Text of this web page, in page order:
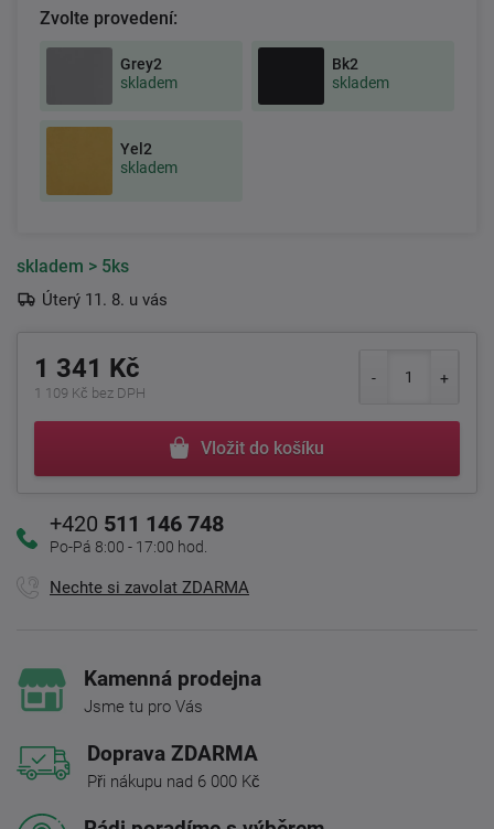
Zvolte provedení:
Grey2
skladem
Bk2
skladem
Yel2
skladem
skladem > 5ks
Úterý 11. 8. u vás
1 341 Kč
1 109 Kč bez DPH
Vložit do košíku
+420 511 146 748
Po-Pá 8:00 - 17:00 hod.
Nechte si zavolat ZDARMA
Kamenná prodejna
Jsme tu pro Vás
Doprava ZDARMA
Při nákupu nad 6 000 Kč